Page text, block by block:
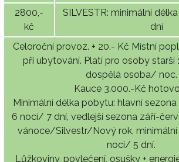
2800,-
kč
SILVESTR: minimální
dní
Celoroční provoz. + 20.- Kč Místní
při ubytování. Platí pro osoby
dospělá osoba/ noc.
Kauce 3.000.-Kč
Minimální délka pobytu: hlavní sezona
6 nocí/ 7 dní, vedlejší sezona září-
vánoce/Silvestr/Nový rok,
noci/ 5 dní.
Lůžkoviny, povlečení, osušky +